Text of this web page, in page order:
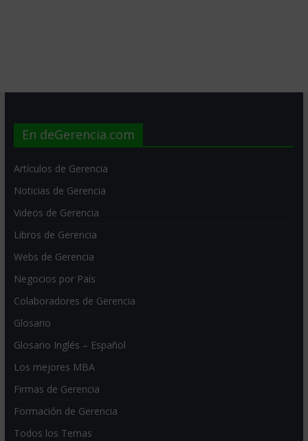
En deGerencia.com
Artículos de Gerencia
Noticias de Gerencia
Videos de Gerencia
Libros de Gerencia
Webs de Gerencia
Negocios por País
Colaboradores de Gerencia
Glosario
Glosario Inglés – Español
Los mejores MBA
Firmas de Gerencia
Formación de Gerencia
Todos los Temas